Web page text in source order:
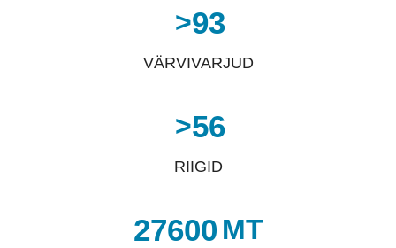
>93
VÄRVIVARJUD
>56
RIIGID
27600 MT